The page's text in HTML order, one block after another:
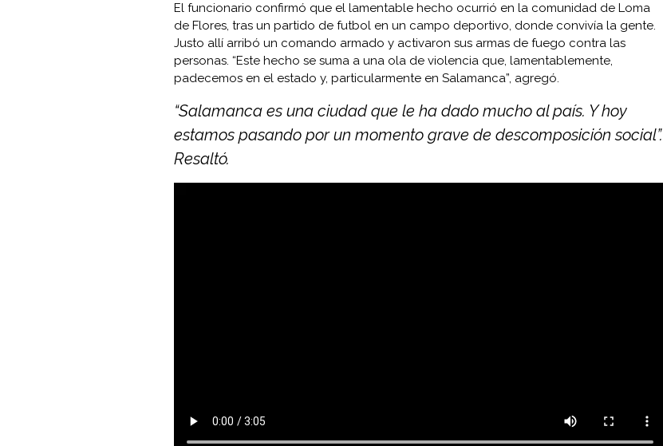
El funcionario confirmó que el lamentable hecho ocurrió en la comunidad de Loma
de Flores, tras un partido de futbol en un campo deportivo, donde convivía la gente.
Justo allí arribó un comando armado y activaron sus armas de fuego contra las
personas. “Este hecho se suma a una ola de violencia que, lamentablemente,
padecemos en el estado y, particularmente en Salamanca”, agregó.
“Salamanca es una ciudad que le ha dado mucho al país. Y hoy
estamos pasando por un momento grave de descomposición social”.
Resaltó.